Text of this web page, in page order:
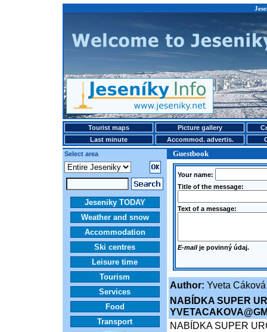
Tourist maps Picture gallery
Last minute
Accommod. advertis.
Select area
Guestbook
Jeseniky TODAY
Weather and snow
Accommodation
Ski centres
Leisure time
Tourism
Services
Food
Transport
Your name:
Title of the message:
Text of a message:
E-mailje povinný údaj.
Author: Yveta Cáková
NABÍDKA SUPER
NABÍDKA SUPER